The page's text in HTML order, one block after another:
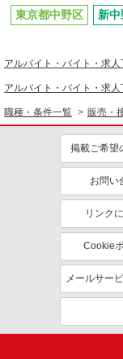
レ
キープ
アルバイト
ライフ中野駅前店（店
ベ
キープ
東京都中野区
新中
アルバイト・バイト・求人
アルバイト・バイト・求人
職種・条件一覧 販売・
掲載ご希望
お問い
リンク
Cookie
メールサー